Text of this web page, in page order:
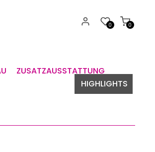
0
0
ZUSATZAUSSTATTUNG
HIGHLIGHTS